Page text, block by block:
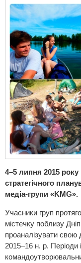
4–5 липня 2015 року
стратегічного
медіа-групи «KMG».
Учасники груп
містечку поблизу
проаналізувати свою
2015–16 н. р. Періоди